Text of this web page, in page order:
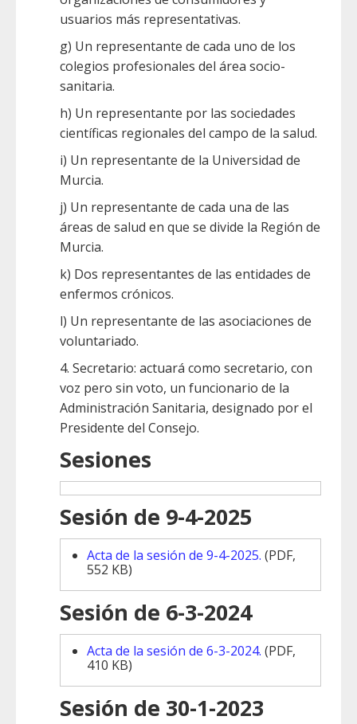
usuarios más representativas.
g) Un representante de cada uno de los
colegios profesionales del área socio-
sanitaria.
h) Un representante por las sociedades
científicas regionales del campo de la salud.
i) Un representante de la Universidad de
Murcia.
j) Un representante de cada una de las
áreas de salud en que se divide la Región de
Murcia.
k) Dos representantes de las entidades de
enfermos crónicos.
l) Un representante de las asociaciones de
voluntariado.
4. Secretario: actuará como secretario, con
voz pero sin voto, un funcionario de la
Administración Sanitaria, designado por el
Presidente del Consejo.
Sesiones
Sesión de 9-4-2025
Acta de la sesión de 9-4-2025. (PDF,
552 KB)
Sesión de 6-3-2024
Acta de la sesión de 6-3-2024. (PDF,
410 KB)
Sesión de 30-1-2023